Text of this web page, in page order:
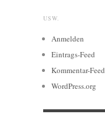
USW.
Anmelden
Eintrags-Feed
Kommentar-Feed
WordPress.org